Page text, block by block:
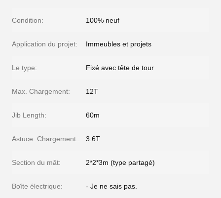
Condition: 100% neuf
Application du projet: Immeubles et projets
Le type: Fixé avec tête de tour
Max. Chargement: 12T
Jib Length: 60m
Astuce. Chargement.: 3.6T
Section du mât: 2*2*3m (type partagé)
Boîte électrique: - Je ne sais pas.